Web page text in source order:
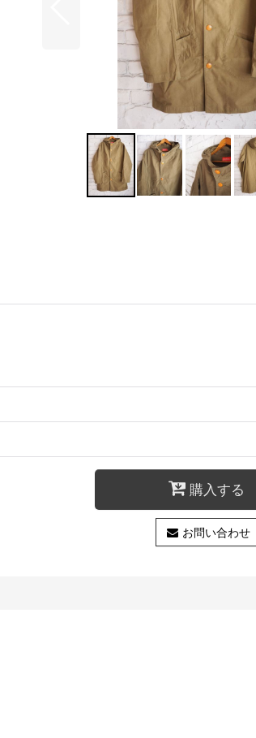
購入する
お問い合わせ